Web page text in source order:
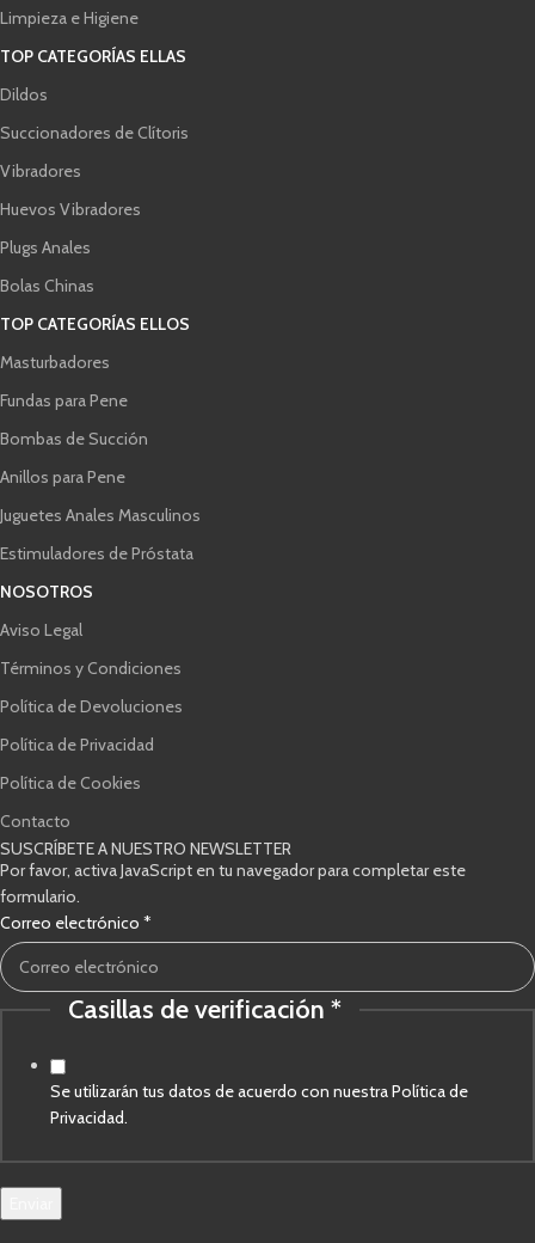
Limpieza e Higiene
TOP CATEGORÍAS ELLAS
Dildos
Succionadores de Clítoris
Vibradores
Huevos Vibradores
Plugs Anales
Bolas Chinas
TOP CATEGORÍAS ELLOS
Masturbadores
Fundas para Pene
Bombas de Succión
Anillos para Pene
Juguetes Anales Masculinos
Estimuladores de Próstata
NOSOTROS
Aviso Legal
Términos y Condiciones
Política de Devoluciones
Política de Privacidad
Política de Cookies
Contacto
SUSCRÍBETE A NUESTRO NEWSLETTER
Por favor, activa JavaScript en tu navegador para completar este
formulario.
Correo electrónico *
Casillas
Correo
Casillas de verificación *
Se utilizarán tus datos de acuerdo con nuestra Política de
Privacidad.